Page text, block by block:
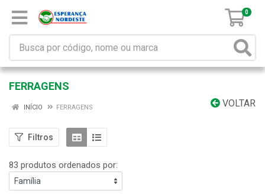
0
FERRAGENS
VOLTAR
INÍCIO FERRAGENS
Filtros
83 produtos ordenados por: